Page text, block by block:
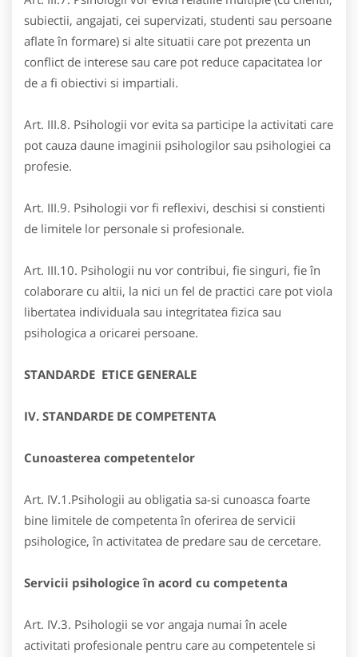
subiectii, angajati, cei supervizati, studenti sau persoane
aflate în formare) si alte situatii care pot prezenta un
conflict de interese sau care pot reduce capacitatea lor
de a fi obiectivi si impartiali.
Art. III.8. Psihologii vor evita sa participe la activitati care
pot cauza daune imaginii psihologilor sau psihologiei ca
profesie.
Art. III.9. Psihologii vor fi reflexivi, deschisi si constienti
de limitele lor personale si profesionale.
Art. III.10. Psihologii nu vor contribui, fie singuri, fie în
colaborare cu altii, la nici un fel de practici care pot viola
libertatea individuala sau integritatea fizica sau
psihologica a oricarei persoane.
STANDARDE ETICE GENERALE
IV. STANDARDE DE COMPETENTA
Cunoasterea competentelor
Art. IV.1.Psihologii au obligatia sa-si cunoasca foarte
bine limitele de competenta în oferirea de servicii
psihologice, în activitatea de predare sau de cercetare.
Servicii psihologice în acord cu competenta
Art. IV.3. Psihologii se vor angaja numai în acele
activitati profesionale pentru care au competentele si